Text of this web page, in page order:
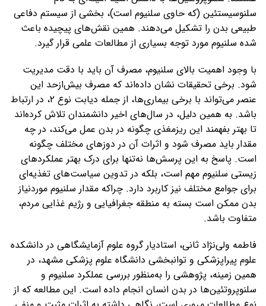
سلنوسیستئین (که حاوی سلنیوم است)، بخشی از سیستم دفاعی
طبیعی بدن را تشکیل می‌دهند. همین نقش‌های پیچیده باعث
شده سلنیوم مورد توجه بسیاری از مطالعات علمی قرار گیرد.
با وجود اهمیت بالای سلنیوم، مصرف آن باید با دقت مدیریت
شود. برخی تحقیقات نشان داده‌اند که مصرف بیش‌ازحد این
عنصر می‌تواند با برخی بیماری‌ها، از جمله دیابت نوع ۲، در ارتباط
باشد. به همین دلیل، در سال‌های اخیر دانشمندان تلاش کرده‌اند
تا بهتر بفهمند این ریزمغذی چگونه در بدن عمل می‌کند، در چه
مقدار باید مصرف شود و اثرات آن در دوزهای مختلف چگونه
است. پاسخ به این پرسش‌ها نه‌تنها برای درک بهتر عملکردهای
زیستی سلنیوم مهم است، بلکه در تدوین سیاست‌های تغذیه‌ای
برای جوامع مختلف نیز کاربرد دارد. چراکه مقدار سلنیوم موردنیاز
بدن ممکن است بسته به منطقه جغرافیایی و رژیم غذایی مردم،
متفاوت باشد.
فاطمه ولی‌نژاد ثانی، استادیار گروه علوم آزمایشگاهی در دانشکده
علوم پیراپزشکی و توانبخشی دانشگاه علوم پزشکی مشهد، در
همین زمینه، پژوهشی را به‌منظور بررسی عملکرد سلنیوم و
سلنوپروتئین‌ها در بدن انسان انجام داده است. این مطالعه که از